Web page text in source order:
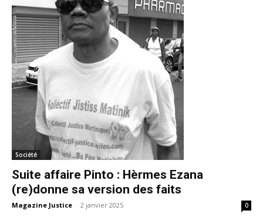
Société
Suite affaire Pinto : Hèrmes Ezana
(re)donne sa version des faits
Magazine Justice - 2 janvier 2025 0